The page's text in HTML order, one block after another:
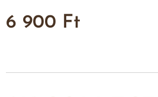
6 900 Ft